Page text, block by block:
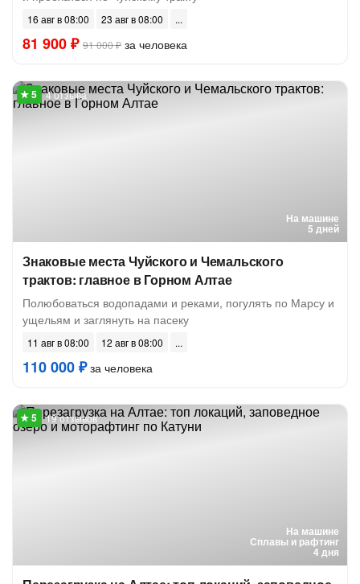
16 авг в 08:00 23 авг в 08:00
81 900 ₽ 91 000 ₽ за человека
На машине
5 дней
4 отзыва
Знаковые места Чуйского и Чемальского
трактов: главное в Горном Алтае
Полюбоваться водопадами и реками, погулять по Марсу и
ущельям и заглянуть на пасеку
11 авг в 08:00 12 авг в 08:00
110 000 ₽за человека
На машине
Сплавы и рафтинг
4 дня
19 отзывов